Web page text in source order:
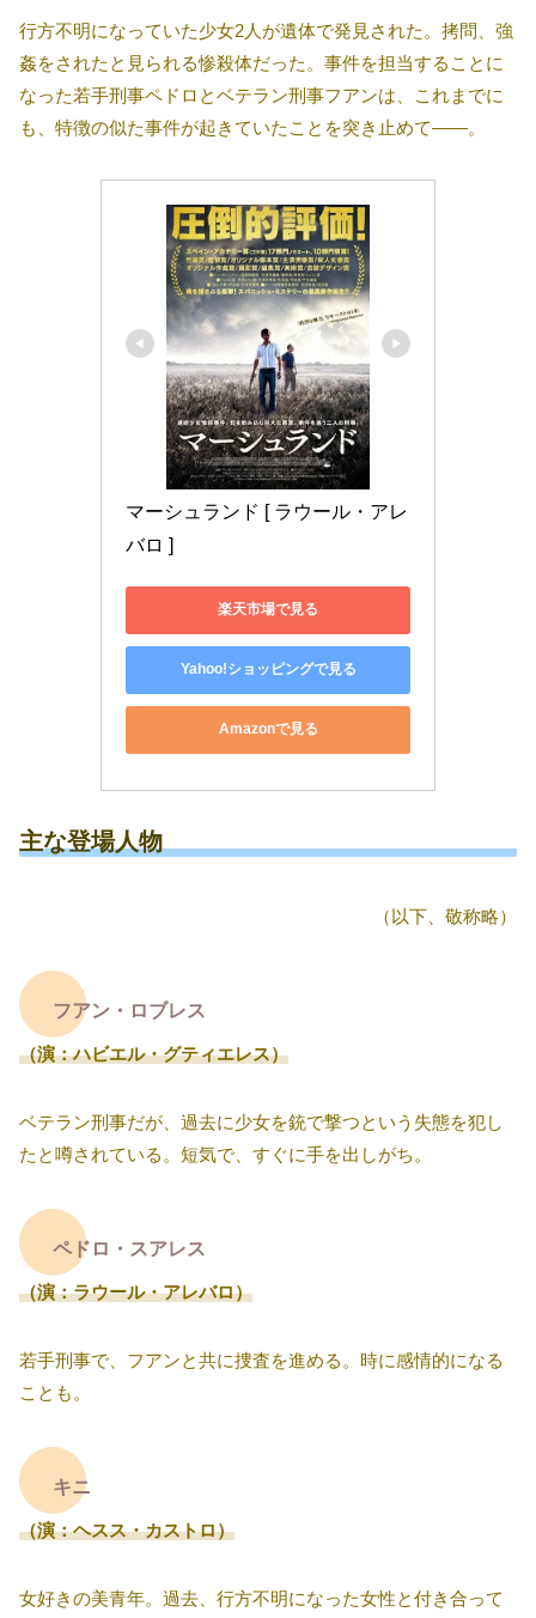
行方不明になっていた少女2人が遺体で発見された。拷問、強
姦をされたと見られる惨殺体だった。事件を担当することに
なった若手刑事ペドロとベテラン刑事フアンは、これまでに
も、特徴の似た事件が起きていたことを突き止めて――。
マーシュランド [ ラウール・アレ
バロ ]
楽天市場で見る
Yahoo!ショッピングで見る
Amazonで見る
主な登場人物
（以下、敬称略）
フアン・ロブレス
（演：ハビエル・グティエレス）
ベテラン刑事だが、過去に少女を銃で撃つという失態を犯し
たと噂されている。短気で、すぐに手を出しがち。
ペドロ・スアレス
（演：ラウール・アレバロ）
若手刑事で、フアンと共に捜査を進める。時に感情的になる
ことも。
キニ
（演：ヘスス・カストロ）
女好きの美青年。過去、行方不明になった女性と付き合って